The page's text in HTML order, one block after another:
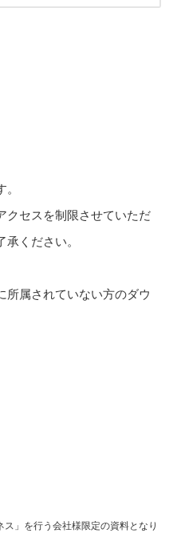
クセスを制限させていただ
ください。
所属されていない方のダウ
」を行う会社様限定の資料となり